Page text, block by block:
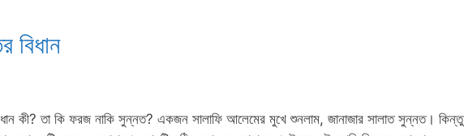
বিধান
কী? তা কি ফরজ নাকি সুন্নত? একজন সালাফি আলেমের মুখে শুনলাম, জানাজার সালাত সুন্নত। কিন্তু